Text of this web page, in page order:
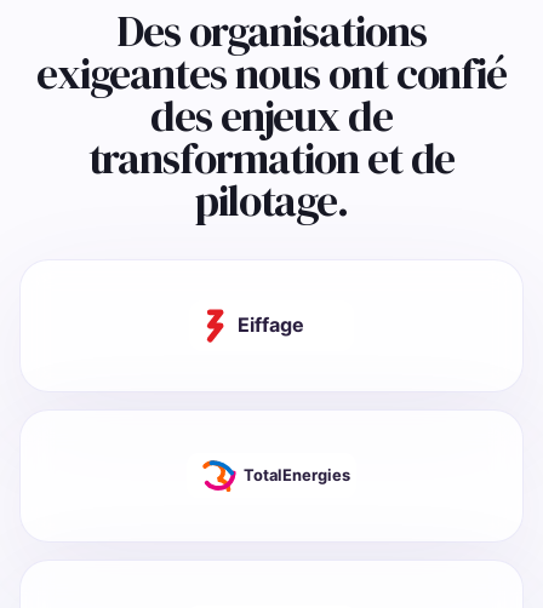
Des organisations
exigeantes nous ont confié
des enjeux de
transformation et de
pilotage.